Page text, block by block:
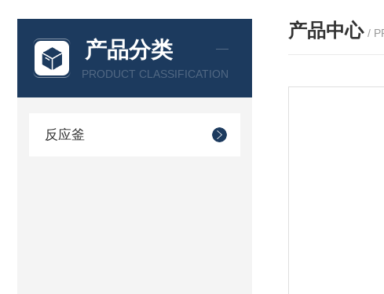
产品分类
PRODUCT CLASSIFICATION
反应釜
产品中心 /